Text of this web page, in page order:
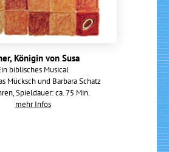
Königin von Susa
biblisches Musical
Mücksch und Barbara Schatz
Spieldauer: ca. 75 Min.
mehr Infos